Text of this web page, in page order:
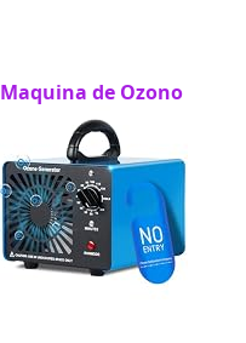
Maquina de Ozono